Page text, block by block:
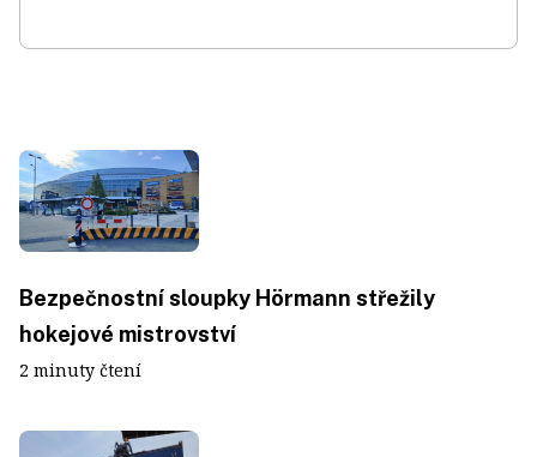
Bezpečnostní sloupky Hörmann střežily
hokejové mistrovství
2 minuty čtení